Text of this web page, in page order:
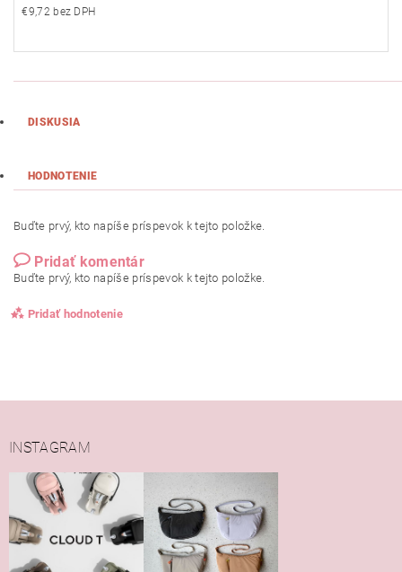
€9,72 bez DPH
DISKUSIA
HODNOTENIE
Buďte prvý, kto napíše príspevok k tejto položke.
Pridať komentár
Buďte prvý, kto napíše príspevok k tejto položke.
Pridať hodnotenie
INSTAGRAM